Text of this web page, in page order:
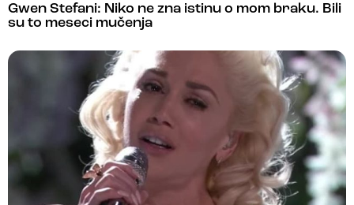
Gwen Stefani: Niko ne zna istinu o mom braku. Bili
su to meseci mučenja